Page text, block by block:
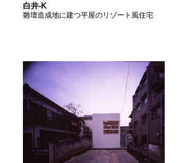
白井-K
雛壇造成地に建つ平屋のリゾート風住宅